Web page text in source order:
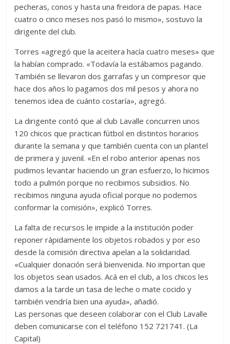
pecheras, conos y hasta una freidora de papas. Hace
cuatro o cinco meses nos pasó lo mismo», sostuvo la
dirigente del club.
Torres «agregó que la aceitera hacía cuatro meses» que
la habían comprado. «Todavía la estábamos pagando.
También se llevaron dos garrafas y un compresor que
hace dos años lo pagamos dos mil pesos y ahora no
tenemos idea de cuánto costaría», agregó.
La dirigente contó que al club Lavalle concurren unos
120 chicos que practican fútbol en distintos horarios
durante la semana y que también cuenta con un plantel
de primera y juvenil. «En el robo anterior apenas nos
pudimos levantar haciendo un gran esfuerzo, lo hicimos
todo a pulmón porque no recibimos subsidios. No
recibimos ninguna ayuda oficial porque no podemos
conformar la comisión», explicó Torres.
La falta de recursos le impide a la institución poder
reponer rápidamente los objetos robados y por eso
desde la comisión directiva apelan a la solidaridad.
«Cualquier donación será bienvenida. No importan que
los objetos sean usados. Acá en el club, a los chicos les
damos a la tarde un tasa de leche o mate cocido y
también vendría bien una ayuda», añadió.
Las personas que deseen colaborar con el Club Lavalle
deben comunicarse con el teléfono 152 721741. (La
Capital)